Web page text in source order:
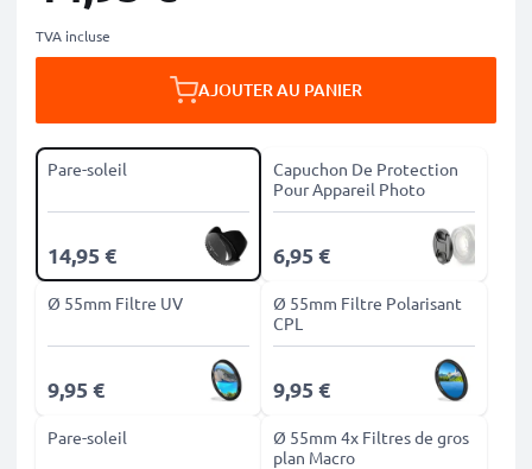
TVA incluse
AJOUTER AU PANIER
Pare-soleil
14,95 €
Capuchon De Protection
Pour Appareil Photo
6,95 €
Ø 55mm Filtre UV
9,95 €
Ø 55mm Filtre Polarisant
CPL
9,95 €
Pare-soleil
Ø 55mm 4x Filtres de gros
plan Macro